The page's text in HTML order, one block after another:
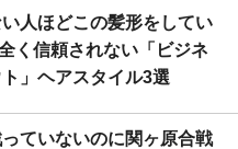
人ほどこの髪形をしてい
く信頼されない「ビジネ
」ヘアスタイル3選
ていないのに関ヶ原合戦